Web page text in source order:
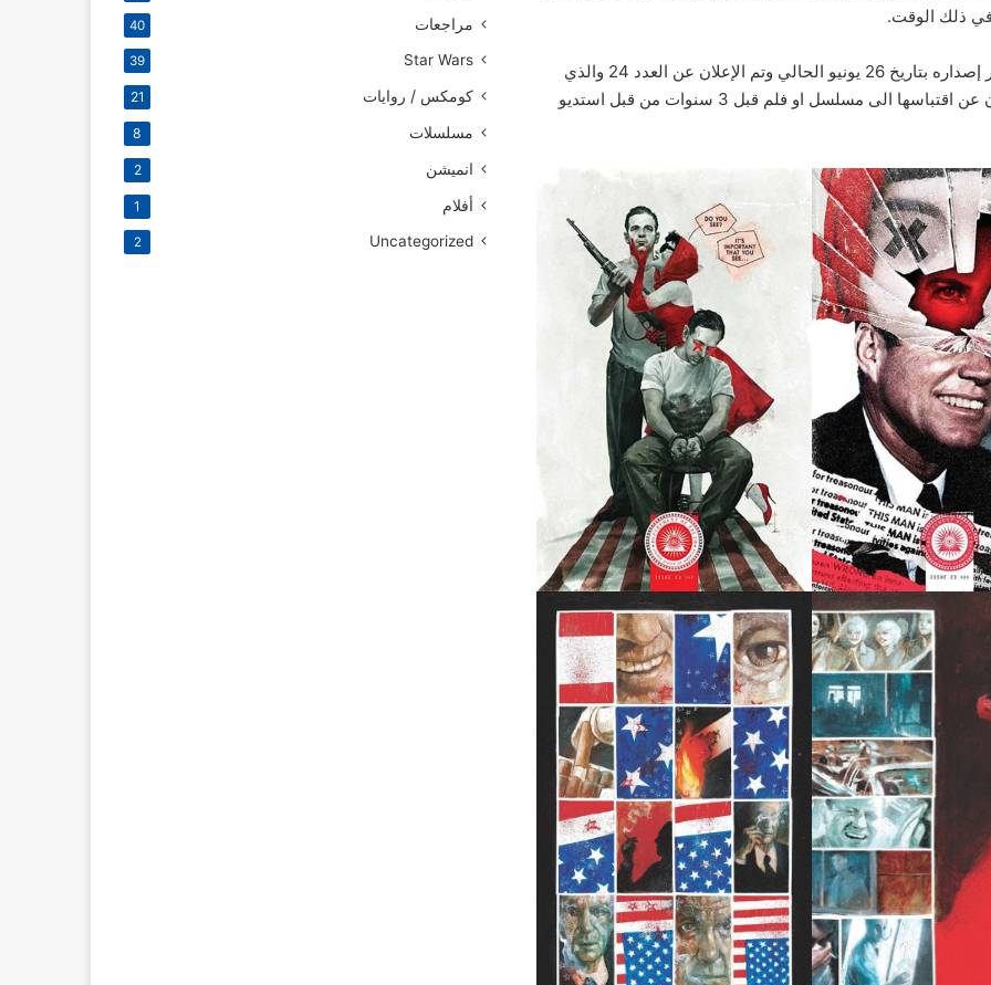
العدد 23 من سلسلة The Department of Truth مقرر إصداره بتاريخ 26 يونيو الحالي وتم الإعلان عن العدد 24 والذي
سيصدر في الأسبوع الذي يليه، يذكر ان القصة تم الإعلان عن اقتباسها الى مسلسل او فلم قبل 3 سنوات من قبل استديو
اللائحة الكاملة للفائزين بجوائز The
Eisner Awards 2026
الاعلان عن السلسلة القصيرة Alien Vs. X-
Men
تفاصيل احتفالية العدد 1000 من سلسلة
The Amazing Spider-Man
مراجعات 40
Star Wars
39
كومكس / روايات 21
مسلسلات 8
انميشن 2
أفلام 1
Uncategorized
2